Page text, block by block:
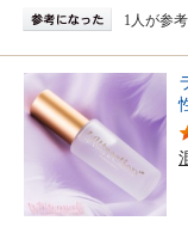
1人が参